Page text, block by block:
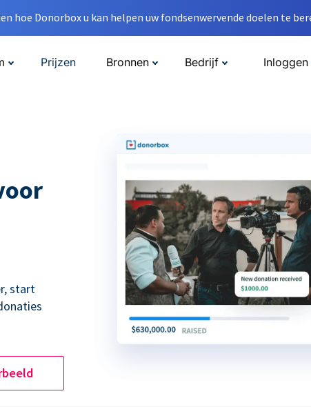
hoe Donorbox u kan helpen uw fondsenwervende doelen te
Prijzen Bronnen Bedrijf Inloggen
start